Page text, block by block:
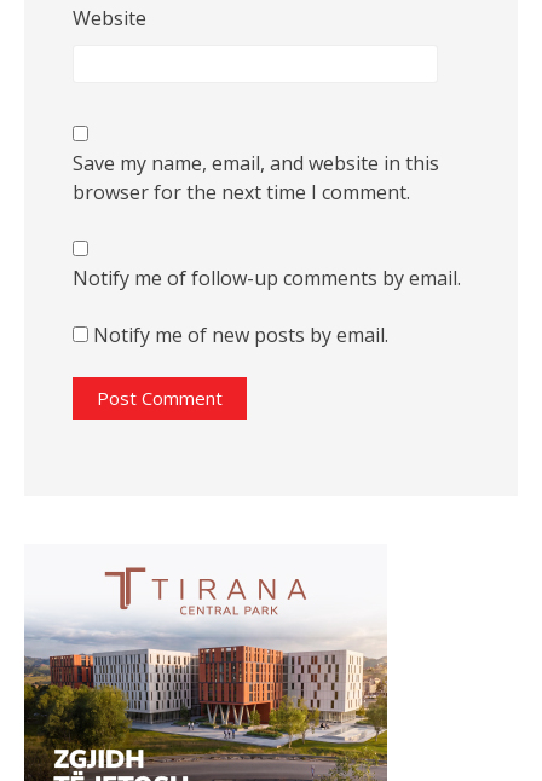
Website
Save my name, email, and website in this
browser for the next time I comment.
Notify me of follow-up comments by email.
Notify me of new posts by email.